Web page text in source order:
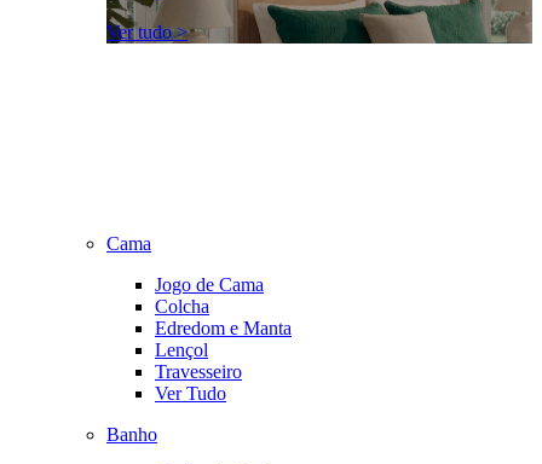
Ver tudo >
Cama
Jogo de Cama
Colcha
Edredom e Manta
Lençol
Travesseiro
Ver Tudo
Banho